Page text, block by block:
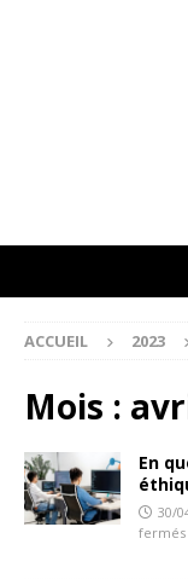
ACCUEIL 2023
Mois :
En
30/
fermés